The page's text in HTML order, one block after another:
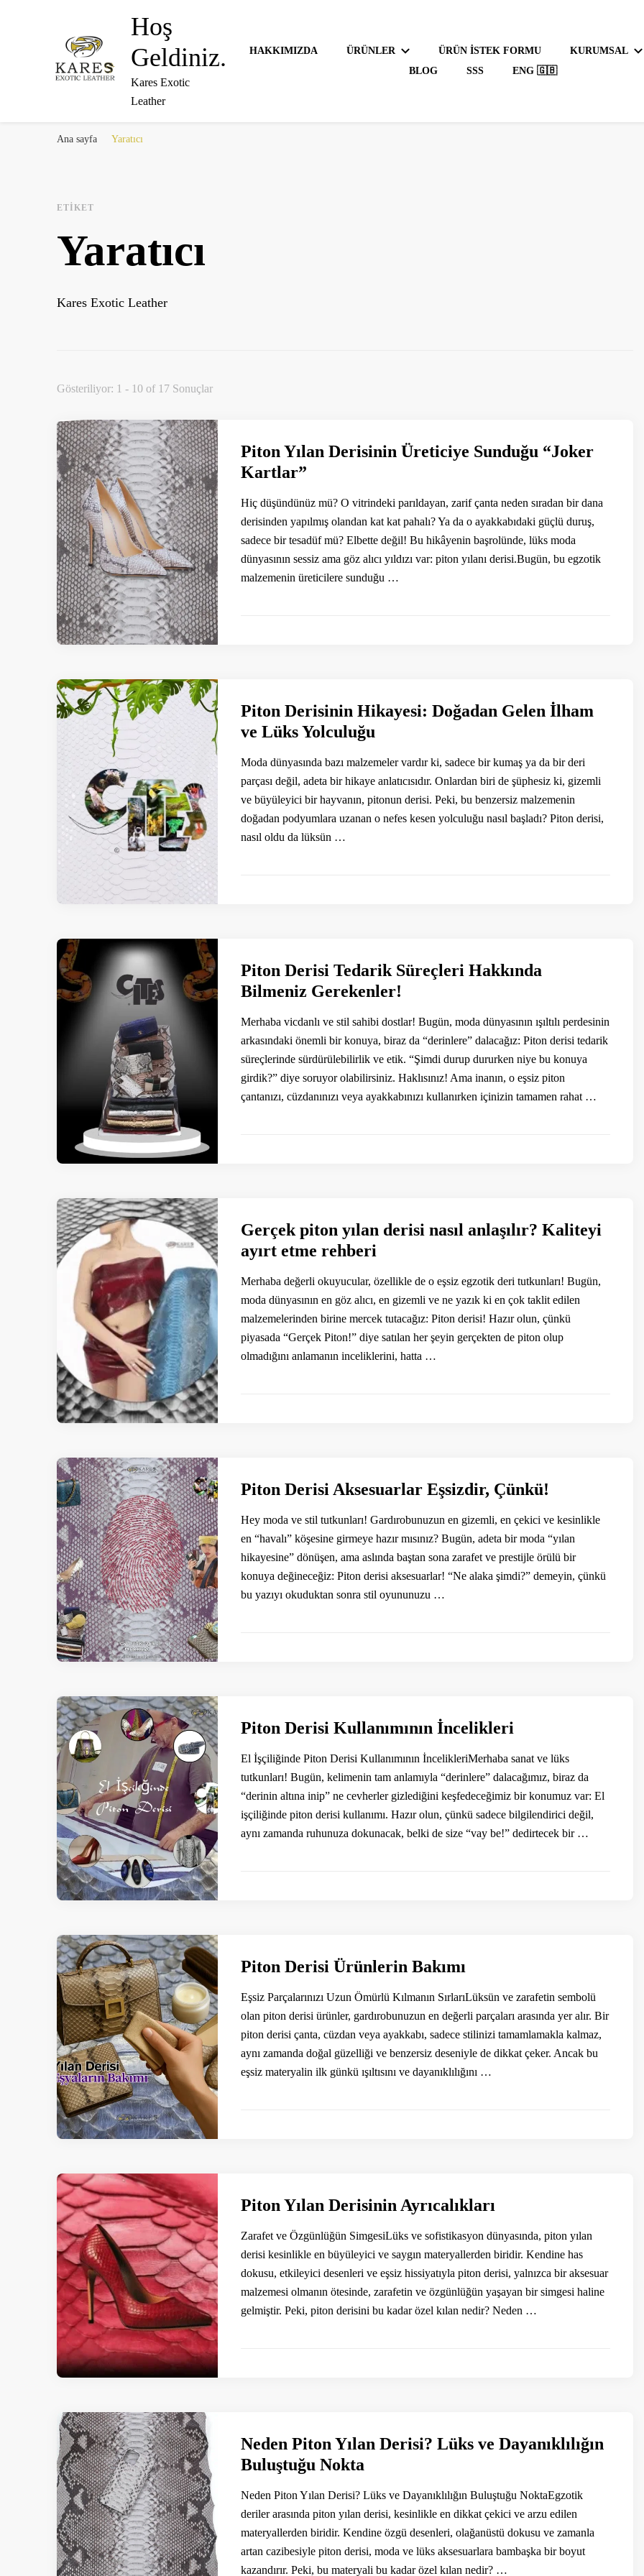
Hoş
Geldiniz.
Kares Exotic
Leather
HAKKIMIZDA ÜRÜNLER ÜRÜN İSTEK FORMU KURUMSAL
BLOG
SSS ENG 🇬🇧
Ana sayfa Yaratıcı
ETIKET
Yaratıcı
Kares Exotic Leather
Gösteriliyor: 1 - 10 of 17 Sonuçlar
Piton Yılan Derisinin Üreticiye Sunduğu “Joker
Kartlar”
Hiç düşündünüz mü? O vitrindeki parıldayan, zarif çanta neden sıradan bir dana
derisinden yapılmış olandan kat kat pahalı? Ya da o ayakkabıdaki güçlü duruş,
sadece bir tesadüf mü? Elbette değil! Bu hikâyenin başrolünde, lüks moda
dünyasının sessiz ama göz alıcı yıldızı var: piton yılanı derisi.Bugün, bu egzotik
malzemenin üreticilere sunduğu …
Piton Derisinin Hikayesi: Doğadan Gelen İlham
ve Lüks Yolculuğu
Moda dünyasında bazı malzemeler vardır ki, sadece bir kumaş ya da bir deri
parçası değil, adeta bir hikaye anlatıcısıdır. Onlardan biri de şüphesiz ki, gizemli
ve büyüleyici bir hayvanın, pitonun derisi. Peki, bu benzersiz malzemenin
doğadan podyumlara uzanan o nefes kesen yolculuğu nasıl başladı? Piton derisi,
nasıl oldu da lüksün …
Piton Derisi Tedarik Süreçleri Hakkında
Bilmeniz Gerekenler!
Merhaba vicdanlı ve stil sahibi dostlar! Bugün, moda dünyasının ışıltılı perdesinin
arkasındaki önemli bir konuya, biraz da “derinlere” dalacağız: Piton derisi tedarik
süreçlerinde sürdürülebilirlik ve etik. “Şimdi durup dururken niye bu konuya
girdik?” diye soruyor olabilirsiniz. Haklısınız! Ama inanın, o eşsiz piton
çantanızı, cüzdanınızı veya ayakkabınızı kullanırken içinizin tamamen rahat …
Gerçek piton yılan derisi nasıl anlaşılır? Kaliteyi
ayırt etme rehberi
Merhaba değerli okuyucular, özellikle de o eşsiz egzotik deri tutkunları! Bugün,
moda dünyasının en göz alıcı, en gizemli ve ne yazık ki en çok taklit edilen
malzemelerinden birine mercek tutacağız: Piton derisi! Hazır olun, çünkü
piyasada “Gerçek Piton!” diye satılan her şeyin gerçekten de piton olup
olmadığını anlamanın inceliklerini, hatta …
Piton Derisi Aksesuarlar Eşsizdir, Çünkü!
Hey moda ve stil tutkunları! Gardırobunuzun en gizemli, en çekici ve kesinlikle
en “havalı” köşesine girmeye hazır mısınız? Bugün, adeta bir moda “yılan
hikayesine” dönüşen, ama aslında baştan sona zarafet ve prestijle örülü bir
konuya değineceğiz: Piton derisi aksesuarlar! “Ne alaka şimdi?” demeyin, çünkü
bu yazıyı okuduktan sonra stil oyununuzu …
Piton Derisi Kullanımının İncelikleri
El İşçiliğinde Piton Derisi Kullanımının İncelikleriMerhaba sanat ve lüks
tutkunları! Bugün, kelimenin tam anlamıyla “derinlere” dalacağımız, biraz da
“derinin altına inip” ne cevherler gizlediğini keşfedeceğimiz bir konumuz var: El
işçiliğinde piton derisi kullanımı. Hazır olun, çünkü sadece bilgilendirici değil,
aynı zamanda ruhunuza dokunacak, belki de size “vay be!” dedirtecek bir …
Piton Derisi Ürünlerin Bakımı
Eşsiz Parçalarınızı Uzun Ömürlü Kılmanın SırlarıLüksün ve zarafetin sembolü
olan piton derisi ürünler, gardırobunuzun en değerli parçaları arasında yer alır. Bir
piton derisi çanta, cüzdan veya ayakkabı, sadece stilinizi tamamlamakla kalmaz,
aynı zamanda doğal güzelliği ve benzersiz deseniyle de dikkat çeker. Ancak bu
eşsiz materyalin ilk günkü ışıltısını ve dayanıklılığını …
Piton Yılan Derisinin Ayrıcalıkları
Zarafet ve Özgünlüğün SimgesiLüks ve sofistikasyon dünyasında, piton yılan
derisi kesinlikle en büyüleyici ve saygın materyallerden biridir. Kendine has
dokusu, etkileyici desenleri ve eşsiz hissiyatıyla piton derisi, yalnızca bir aksesuar
malzemesi olmanın ötesinde, zarafetin ve özgünlüğün yaşayan bir simgesi haline
gelmiştir. Peki, piton derisini bu kadar özel kılan nedir? Neden …
Neden Piton Yılan Derisi? Lüks ve Dayanıklılığın
Buluştuğu Nokta
Neden Piton Yılan Derisi? Lüks ve Dayanıklılığın Buluştuğu NoktaEgzotik
deriler arasında piton yılan derisi, kesinlikle en dikkat çekici ve arzu edilen
materyallerden biridir. Kendine özgü desenleri, olağanüstü dokusu ve zamanla
artan cazibesiyle piton derisi, moda ve lüks aksesuarlara bambaşka bir boyut
kazandırır. Peki, bu materyali bu kadar özel kılan nedir? …